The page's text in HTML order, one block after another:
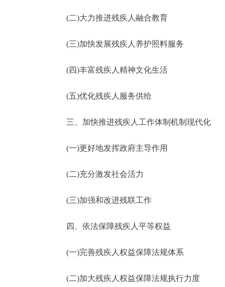
(二)大力推进残疾人融合教育
(三)加快发展残疾人养护照料服务
(四)丰富残疾人精神文化生活
(五)优化残疾人服务供给
三、加快推进残疾人工作体制机制现代化
(一)更好地发挥政府主导作用
(二)充分激发社会活力
(三)加强和改进残联工作
四、依法保障残疾人平等权益
(一)完善残疾人权益保障法规体系
(二)加大残疾人权益保障法规执行力度